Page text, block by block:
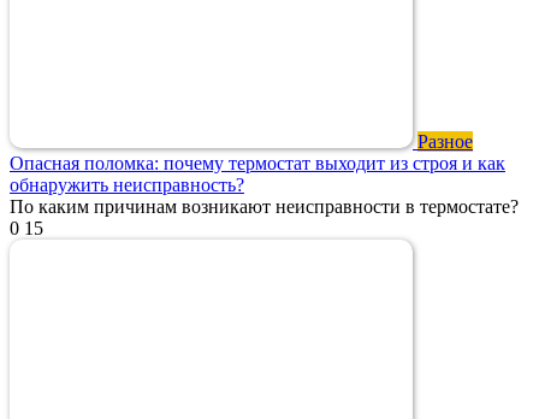
Разное
Опасная поломка: почему термостат выходит из строя и как
обнаружить неисправность?
По каким причинам возникают неисправности в термостате?
0 15